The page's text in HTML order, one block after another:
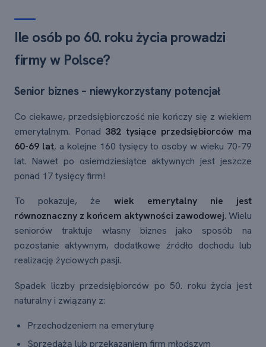
Ile osób po 60. roku życia prowadzi
firmy w Polsce?
Senior biznes – niewykorzystany potencjał
Co ciekawe, przedsiębiorczość nie kończy się z wiekiem
emerytalnym. Ponad 382 tysiące przedsiębiorców ma
60-69 lat, a kolejne 160 tysięcy to osoby w wieku 70-79
lat. Nawet po osiemdziesiątce aktywnych jest jeszcze
ponad 17 tysięcy firm!
To pokazuje, że wiek emerytalny nie jest
równoznaczny z końcem aktywności zawodowej. Wielu
seniorów traktuje własny biznes jako sposób na
pozostanie aktywnym, dodatkowe źródło dochodu lub
realizację życiowych pasji.
Spadek liczby przedsiębiorców po 50. roku życia jest
naturalny i związany z:
Przechodzeniem na emeryturę
Sprzedażą lub przekazaniem firm młodszym